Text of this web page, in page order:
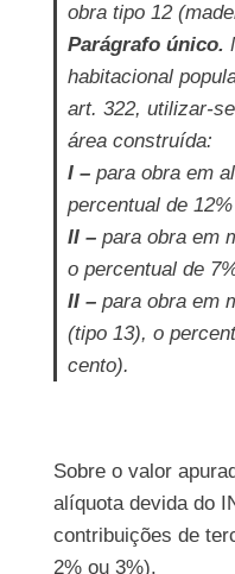
obra tipo 12
Parágrafo único.
habitacional
art. 322, utilizar-
área construída:
I – para obra em
percentual de
II – para obra em
o percentual de
II –para obra em
(tipo 13), o
cento).
Sobre o valor
alíquota devida do
contribuições de
2% ou 3%).